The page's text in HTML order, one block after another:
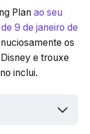
Plan ao seu
9 de janeiro de
os
e trouxe
inclui.